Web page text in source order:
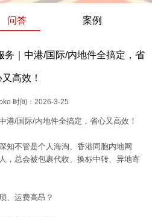
问答 案例
务｜中港/国际/内地件全搞定，省
高效！
时间：2026-3-25
港/国际/内地件全搞定，省心又高效！
知不管是个人海淘、香港同胞内地网
，总会被包裹代收、换标中转、异地寄
、运费高昂？
仓库分布
新闻资讯